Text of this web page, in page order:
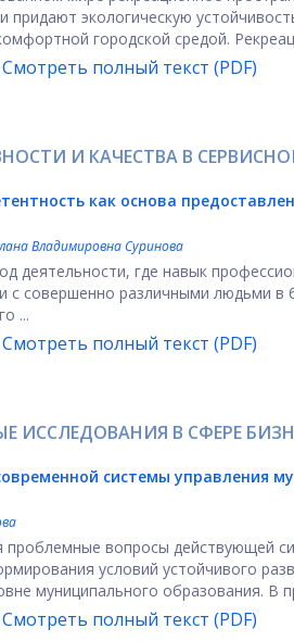
придают экологическую
городской средой.
Смотреть полный текст (PDF)
И КАЧЕСТВА В
как основа
Владимировна Суринова
деятельности, где навык
с совершенно различными людьми
...
Смотреть полный текст (PDF)
ИССЛЕДОВАНИЯ В СФЕРЕ
системы управления
проблемные вопросы действующей
условий устойчивого
муниципального образования. В
Смотреть полный текст (PDF)